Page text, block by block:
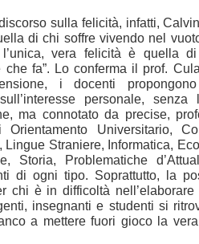
sulla felicità, infatti,
di chi soffre vivendo nel
l’unica, vera felicità è quella
fa”. Lo conferma il prof.
i docenti
personale, senza
ma connotato da precise,
Orientamento Universitario,
Lingue Straniere, Informatica,
Storia, Problematiche
di ogni tipo. Soprattutto, la
chi è in difficoltà
insegnanti e studenti si
a mettere fuori gioco la